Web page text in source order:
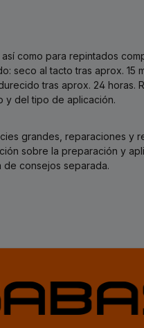
como para repintados
seco al tacto tras aprox. 15
tras aprox. 24 horas.
y del tipo de aplicación.
grandes, reparaciones y
sobre la preparación y
de consejos separada.